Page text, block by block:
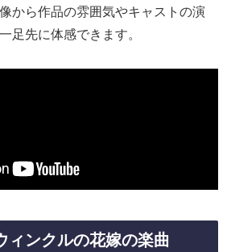
から作品の雰囲気やキャストの演
足先に体感できます。
ィンクルの花嫁の楽曲